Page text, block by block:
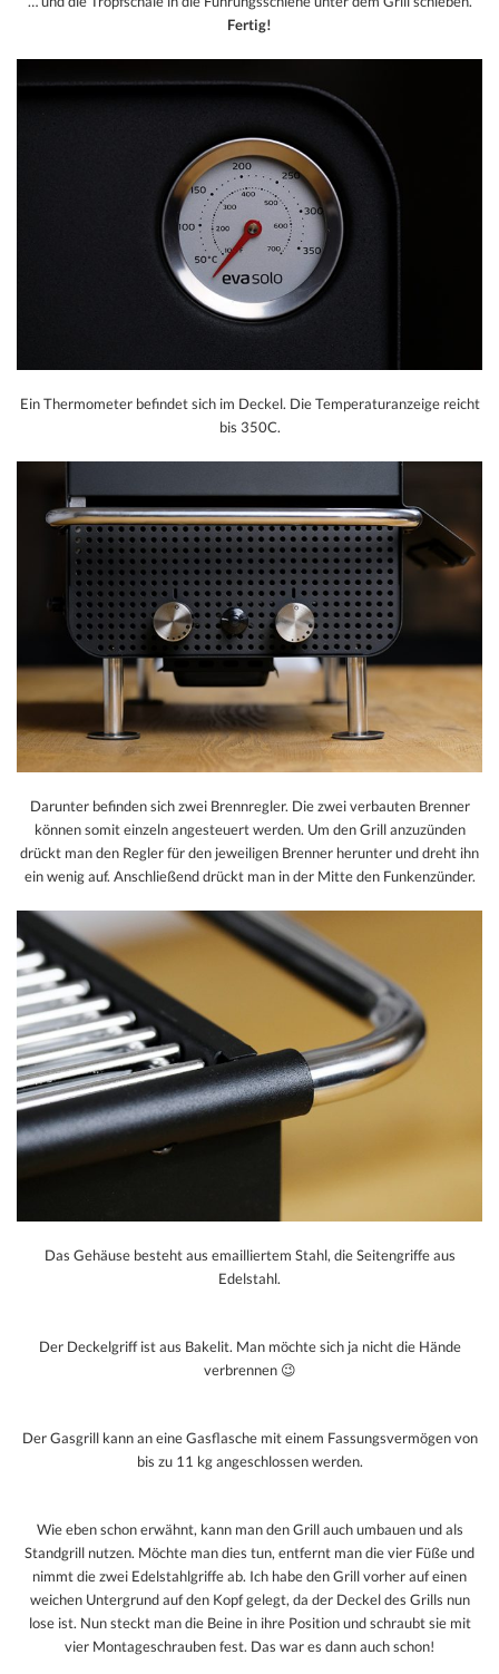
Fertig!
Ein Thermometer befindet sich im Deckel. Die Temperaturanzeige reicht
bis 350C.
Darunter befinden sich zwei Brennregler. Die zwei verbauten Brenner
können somit einzeln angesteuert werden. Um den Grill anzuzünden
drückt man den Regler für den jeweiligen Brenner herunter und dreht ihn
ein wenig auf. Anschließend drückt man in der Mitte den Funkenzünder.
Das Gehäuse besteht aus emailliertem Stahl, die Seitengriffe aus
Edelstahl.
Der Deckelgriff ist aus Bakelit. Man möchte sich ja nicht die Hände
verbrennen 😉
Der Gasgrill kann an eine Gasflasche mit einem Fassungsvermögen von
bis zu 11 kg angeschlossen werden.
Wie eben schon erwähnt, kann man den Grill auch umbauen und als
Standgrill nutzen. Möchte man dies tun, entfernt man die vier Füße und
nimmt die zwei Edelstahlgriffe ab. Ich habe den Grill vorher auf einen
weichen Untergrund auf den Kopf gelegt, da der Deckel des Grills nun
lose ist. Nun steckt man die Beine in ihre Position und schraubt sie mit
vier Montageschrauben fest. Das war es dann auch schon!